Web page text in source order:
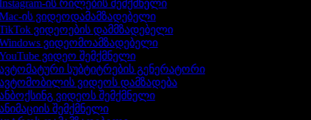
ის რილების შემქმნელი
ის ვიდეოდამამზადებელი
ვიდეოების დამმზადებელი
ვიდეომოამზადებელი
ვიდეო შემქმნელი
სუბტიტრების გენერატორი
ვიდეოს დამზადება
ვიდეოს შემქმნელი
შემქმნელი